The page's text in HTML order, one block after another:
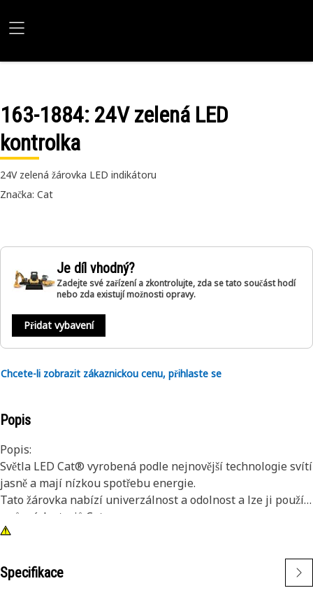
163-1884: 24V zelená LED
kontrolka
24V zelená žárovka LED indikátoru
Značka: Cat
Je díl vhodný?
Zadejte své zařízení a zkontrolujte, zda se tato součást hodí
nebo zda existují možnosti opravy.
Přidat vybavení
Chcete-li zobrazit zákaznickou cenu, přihlaste se
Popis
Popis:
Světla LED Cat® vyrobená podle nejnovější technologie svítí
jasně a mají nízkou spotřebu energie.
Tato žárovka nabízí univerzálnost a odolnost a lze ji použít
u různých strojů Cat.
Atributy:
• Velikost žárovky T-3 1/4
• 24 V
Specifikace